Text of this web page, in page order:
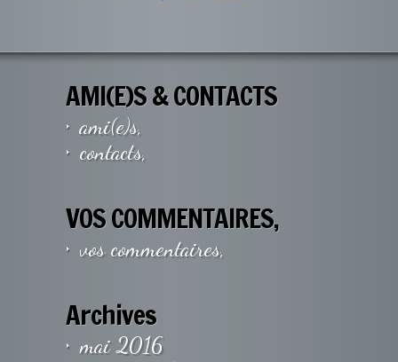
AMI(E)S & CONTACTS
ami(e)s,
contacts,
VOS COMMENTAIRES,
vos commentaires,
Archives
mai 2016